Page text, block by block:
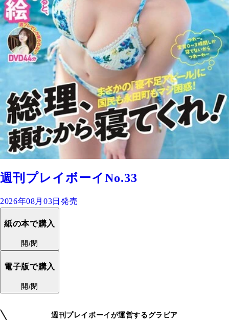
週刊プレイボーイNo.33
2026年08月03日発売
紙の本で購入
開/閉
電子版で購入
開/閉
週刊プレイボーイが運営するグラビア